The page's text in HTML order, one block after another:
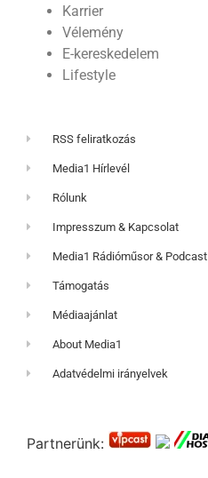
Karrier
Vélemény
E-kereskedelem
Lifestyle
RSS feliratkozás
Media1 Hírlevél
Rólunk
Impresszum & Kapcsolat
Media1 Rádióműsor & Podcast
Támogatás
Médiaajánlat
About Media1
Adatvédelmi irányelvek
Partnerünk: